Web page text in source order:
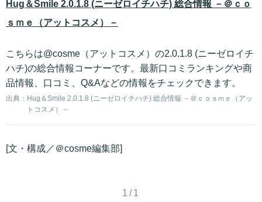
Hug＆Smile 2.0.1.8 (ニーゼロイチハチ) 総合情報 －＠ｃｏ
ｓｍｅ（アットコスメ）－
こちらは@cosme（アットコスメ）の2.0.1.8 (ニーゼロイチ
ハチ)の総合情報コーナーです。最新口コミランキングや商
品情報、口コミ、Q&Aなどの情報をチェックできます。
出典： Hug＆Smile 2.0.1.8 (ニーゼロイチハチ) 総合情報 －＠ｃｏｓｍｅ（アッ
トコスメ）－
[文・構成／＠cosme編集部]
1/1